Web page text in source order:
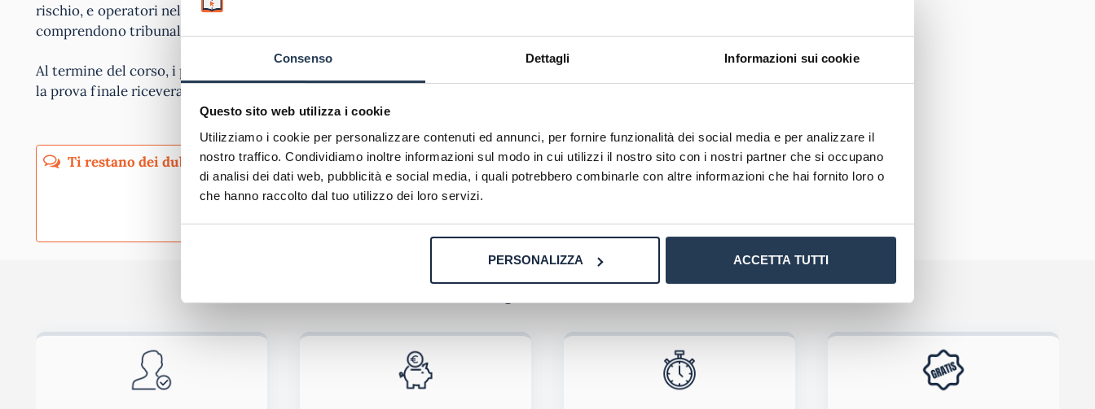
Consenso Dettagli Informazioni sui cookie
Questo sito web utilizza i cookie
Utilizziamo i cookie per personalizzare contenuti ed annunci, per fornire funzionalità dei social media e per analizzare il
nostro traffico. Condividiamo inoltre informazioni sul modo in cui utilizzi il nostro sito con i nostri partner che si occupano
di analisi dei dati web, pubblicità e social media, i quali potrebbero combinarle con altre informazioni che hai fornito loro o
che hanno raccolto dal tuo utilizzo dei loro servizi.
PERSONALIZZA ACCETTA TUTTI
rischio, e operatori nel settore pubblico e privato impegnati nella protezione dei minori. Gli sbocchi lavorativi
comprendono tribunali, studi legali, enti di tutela dei minori, servizi sociali, scuole, e organizzazioni non governative.
Al termine del corso, i partecipanti che avranno soddisfatto tutte le condizioni richieste e superato con esito positivo
la prova finale riceveranno un Diploma di Master di I° livello in
Pubblicando questo commento dai il consenso affinché un cookie salvi i tuoi dati (nome, email) per il prossimo commento.
conferma e pubblica